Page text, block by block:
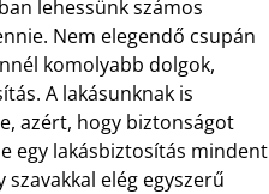
lehessünk számos
Nem elegendő csupán
komolyabb dolgok,
A lakásunknak is
azért, hogy biztonságot
egy lakásbiztosítás mindent
elég egyszerű